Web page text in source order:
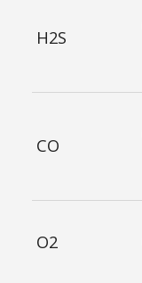
H2S
CO
O2